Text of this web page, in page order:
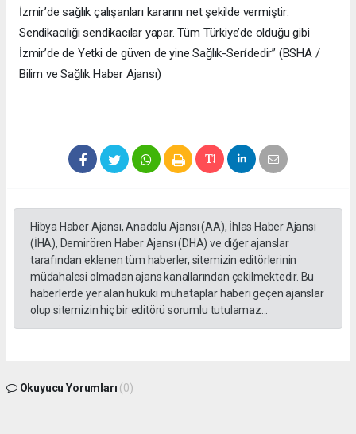
İzmir’de sağlık çalışanları kararını net şekilde vermiştir:
Sendikacılığı sendikacılar yapar. Tüm Türkiye’de olduğu gibi
İzmir’de de Yetki de güven de yine Sağlık-Sen’dedir” (BSHA /
Bilim ve Sağlık Haber Ajansı)
Hibya Haber Ajansı, Anadolu Ajansı (AA), İhlas Haber Ajansı
(İHA), Demirören Haber Ajansı (DHA) ve diğer ajanslar
tarafından eklenen tüm haberler, sitemizin editörlerinin
müdahalesi olmadan ajans kanallarından çekilmektedir. Bu
haberlerde yer alan hukuki muhataplar haberi geçen ajanslar
olup sitemizin hiç bir editörü sorumlu tutulamaz...
Okuyucu Yorumları (0)